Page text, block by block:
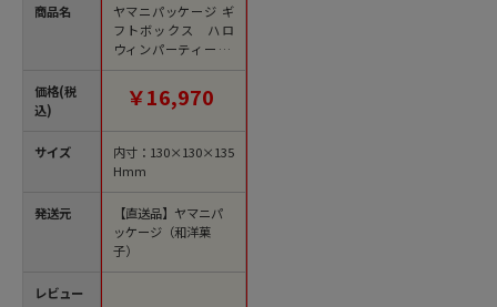
商品名
価格(税
込)
サイズ
発送元
レビュー
ヤマニパッケージ ギ
フトボックス ハロ
ウィンパーティー テ
トラ 20-2082 100枚/
【直送品】
￥16,970
内寸：130×130×135
Hmm
【直送品】ヤマニパ
ッケージ（和洋菓
子）